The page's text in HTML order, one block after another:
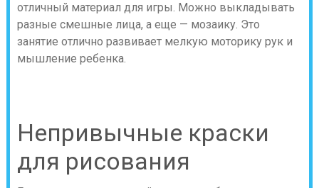
отличный материал для игры. Можно выкладывать
разные смешные лица, а еще — мозаику. Это
занятие отлично развивает мелкую моторику рук и
мышление ребенка.
Непривычные краски
для рисования